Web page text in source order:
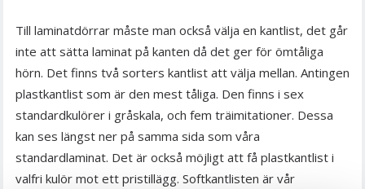
Till laminatdörrar måste man också välja en kantlist, det går
inte att sätta laminat på kanten då det ger för ömtåliga
hörn. Det finns två sorters kantlist att välja mellan. Antingen
plastkantlist som är den mest tåliga. Den finns i sex
standardkulörer i gråskala, och fem träimitationer. Dessa
kan ses längst ner på samma sida som våra
standardlaminat. Det är också möjligt att få plastkantlist i
valfri kulör mot ett pristillägg. Softkantlisten är vår